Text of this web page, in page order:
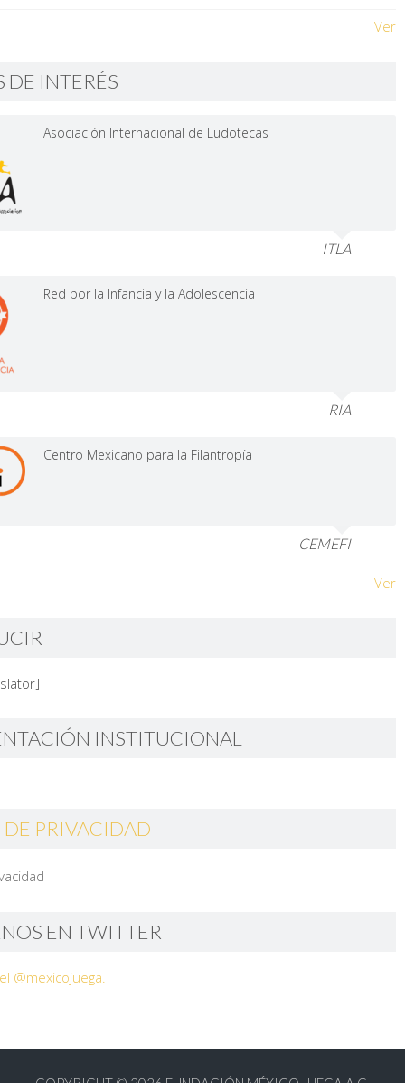
Ver
DE INTERÉS
Asociación Internacional de Ludotecas
ITLA
Red por la Infancia y la Adolescencia
RIA
Centro Mexicano para la Filantropía
CEMEFI
Ver
INSTITUCIONAL
DE PRIVACIDAD
EN TWITTER
@mexicojuega.